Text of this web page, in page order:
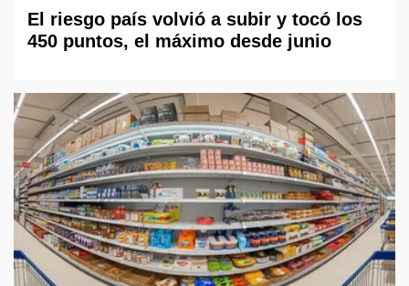
El riesgo país volvió a subir y tocó los
450 puntos, el máximo desde junio